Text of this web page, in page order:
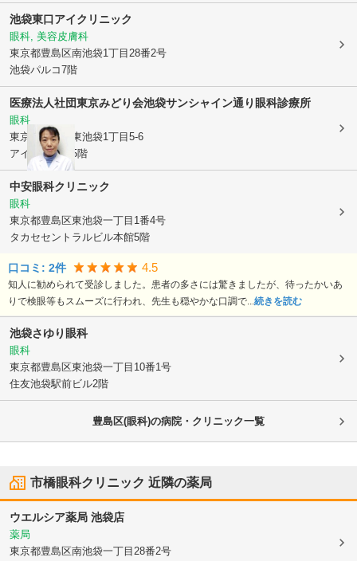
池袋東口アイクリニック
眼科, 美容皮膚科
東京都豊島区南池袋1丁目28番2号
池袋パルコ7階
医療法人社団東京みどり会池袋サンシャイン通り眼科診療所
眼科
東京都豊島区
東池袋1丁目5-6
アイケアビル5階
中安眼科クリニック
眼科
東京都豊島区東池袋一丁目1番4号
タカセセントラルビル本館5階
口コミ: 2件 4.5
知人に勧められて受診しました。患者の多さには驚きましたが、待ったかいあ
りで検眼等もスムーズに行われ、先生も穏やかな口調で...続きを読む
池袋さゆり眼科
眼科
東京都豊島区東池袋一丁目10番1号
住友池袋駅前ビル2階
豊島区(眼科)の病院・クリニック一覧
市橋眼科クリニック 近隣の薬局
ウエルシア薬局 池袋店
薬局
東京都豊島区南池袋一丁目28番2号